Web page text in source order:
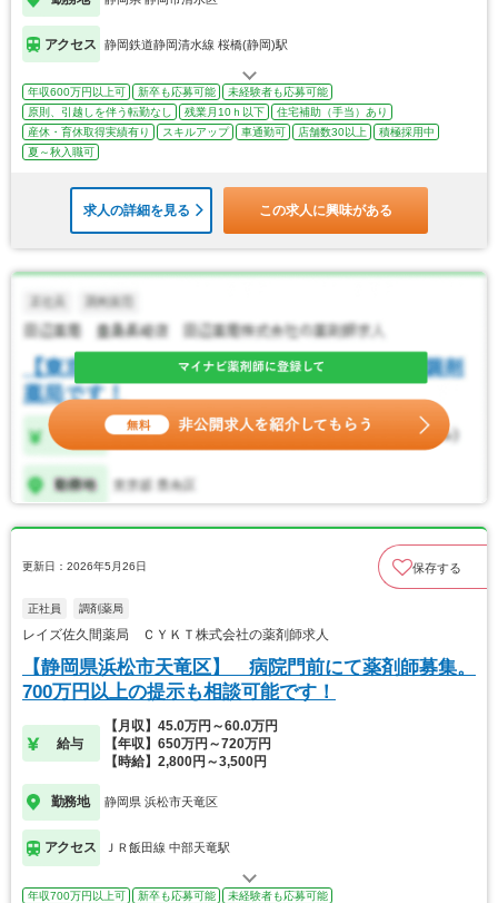
アクセス 静岡鉄道静岡清水線 桜橋(静岡)駅
年収600万円以上可 新卒も応募可能
未経験者も応募可能
原則、引越しを伴う転勤なし
残業月10ｈ以下
住宅補助（手当）あり
産休・育休取得実績有り
スキルアップ 車通勤可 店舗数30以上
積極採用中
夏～秋入職可
求人の詳細を見る この求人に興味がある
更新日：2026年5月26日 保存する
正社員 調剤薬局
レイズ佐久間薬局 ＣＹＫＴ株式会社の薬剤師求人
【静岡県浜松市天竜区】 病院門前にて薬剤師募集。
700万円以上の提示も相談可能です！
給与
【月収】45.0万円～60.0万円
【年収】650万円～720万円
【時給】2,800円～3,500円
勤務地 静岡県 浜松市天竜区
アクセス ＪＲ飯田線 中部天竜駅
年収700万円以上可 新卒も応募可能
未経験者も応募可能